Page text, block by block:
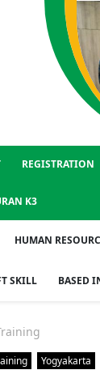
REGISTRATION
K3
HUMAN
SKILL BASED
Yogyakarta